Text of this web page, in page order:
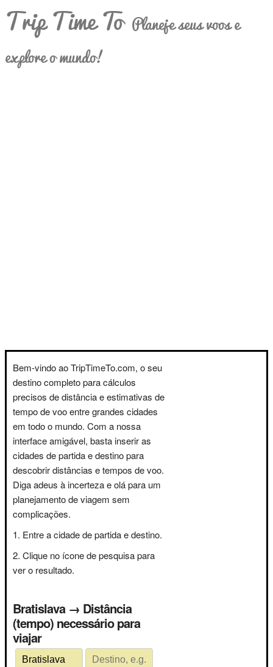
Trip Time To Planeje seus voos e
explore o mundo!
Bem-vindo ao TripTimeTo.com, o seu
destino completo para cálculos
precisos de distância e estimativas de
tempo de voo entre grandes cidades
em todo o mundo. Com a nossa
interface amigável, basta inserir as
cidades de partida e destino para
descobrir distâncias e tempos de voo.
Diga adeus à incerteza e olá para um
planejamento de viagem sem
complicações.
Entre a cidade de partida e destino.
Clique no ícone de pesquisa para
ver o resultado.
Bratislava → Distância
(tempo) necessário para
viajar